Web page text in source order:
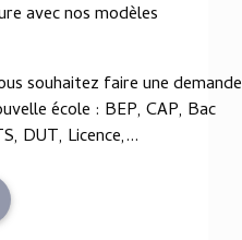
avec nos modèles
souhaitez faire une demande
école : BEP, CAP, Bac
DUT, Licence,...